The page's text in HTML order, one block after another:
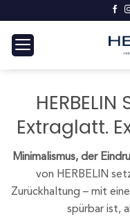
springen
Extraglatt.
Minimalismus, der
von HERBELIN
Zurückhaltung – mit
spürbar ist,